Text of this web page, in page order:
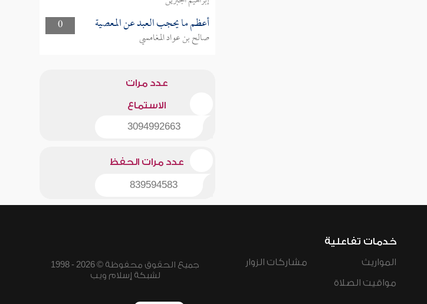
0
أعظم ما يحجب العبد عن المعصية
صالح بن عواد المغامسي
عدد مرات
الاستماع
3094992663
عدد مرات الحفظ
839594583
خدمات تفاعلية
المواريث
مواقيت الصلاة
مشاركات الزوار
جميع الحقوق محفوظة © 2026 - 1998
لشبكة إسلام ويب